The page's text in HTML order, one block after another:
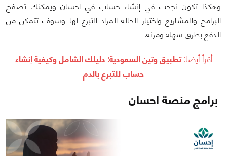
وهكذا تكون نجحت في إنشاء حساب في احسان ويمكنك تصفح
البرامج والمشاريع واختيار الحالة المراد التبرع لها وسوف تتمكن من
الدفع بطرق سهلة ومرنة.
أقرأ أيضا:تطبيق وتين السعودية: دليلك الشامل وكيفية إنشاء
حساب للتبرع بالدم
برامج منصة احسان